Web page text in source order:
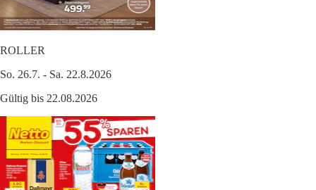
ROLLER
So. 26.7. - Sa. 22.8.2026
Gültig bis 22.08.2026